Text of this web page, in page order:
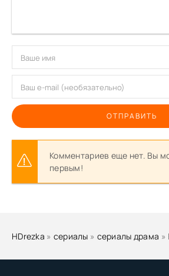
ОТПРАВИТЬ
Комментариев еще нет. Вы
первым!
HDrezka » сериалы » сериалы драма »